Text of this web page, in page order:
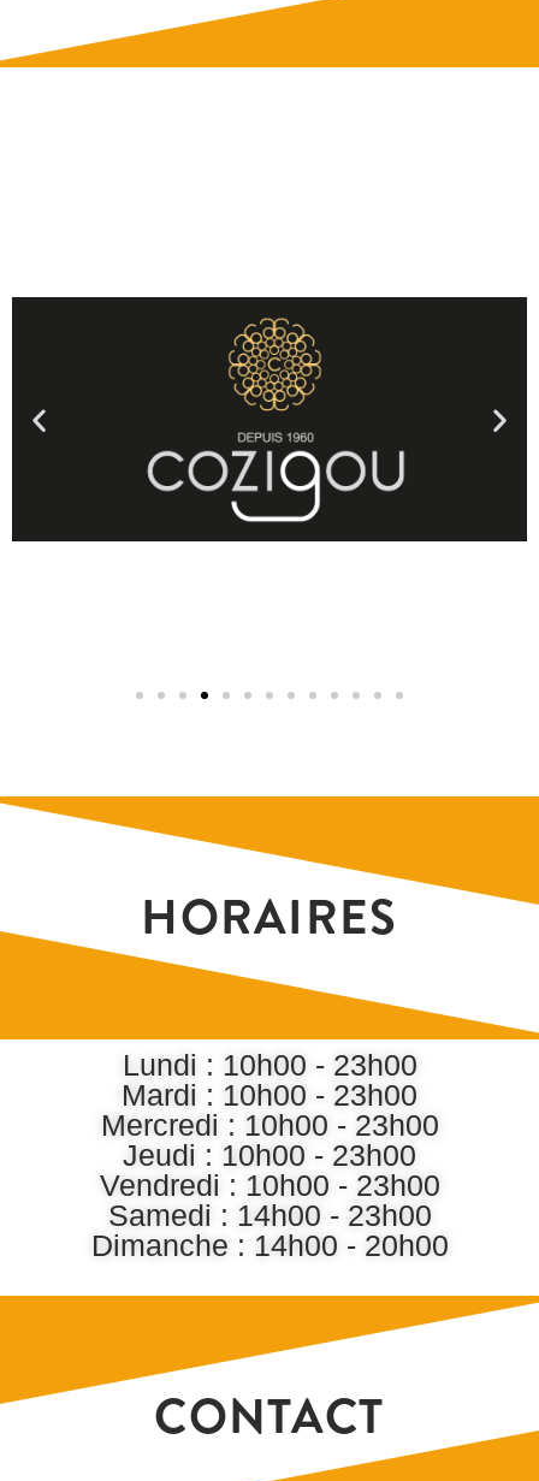
HORAIRES
Lundi : 10h00 - 23h00
Mardi : 10h00 - 23h00
Mercredi : 10h00 - 23h00
Jeudi : 10h00 - 23h00
Vendredi : 10h00 - 23h00
Samedi : 14h00 - 23h00
Dimanche : 14h00 - 20h00
CONTACT